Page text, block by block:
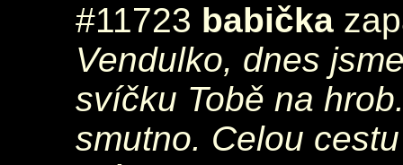
#11723 babička
Vendulko, dnes
svíčku Tobě na
smutno. Celou